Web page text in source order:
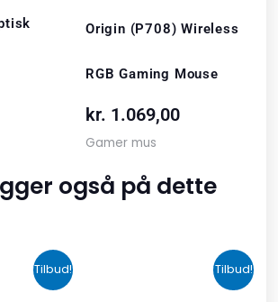
Origin (P708) Wireless
RGB Gaming Mouse
kr. 1.069,00
Gamer mus
også på dette
Tilbud!
oprindelige
Den
aktuelle
Tilbud!
oprindelige
aktuelle